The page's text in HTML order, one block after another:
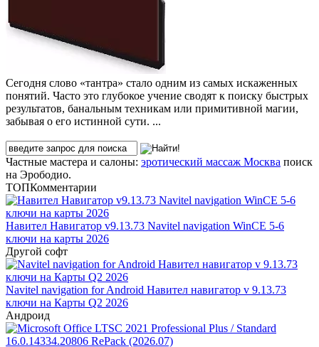
Сегодня слово «тантра» стало одним из самых искаженных
понятий. Часто это глубокое учение сводят к поиску быстрых
результатов, банальным техникам или примитивной магии,
забывая о его истинной сути. ...
Частные мастера и салоны: эротический массаж Москва поиск
на Эрободио.
ТОПКомментарии
Навител Навигатор v9.13.73 Navitel navigation WinCE 5-6
ключи на карты 2026
Другой софт
Navitel navigation for Android Навител навигатор v 9.13.73
ключи на Карты Q2 2026
Андроид